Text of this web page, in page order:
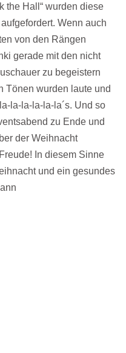
the Hall“ wurden diese
Wenn auch
von den Rängen
gerade mit den nicht
zu begeistern
Tönen wurden laute und
la-la-la-la-la´s. Und so
zu Ende und
der Weihnacht
In diesem Sinne
und ein gesundes